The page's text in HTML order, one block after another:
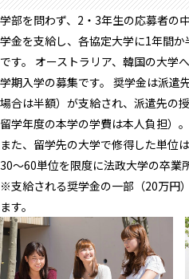
学部を問わず、2・3年生の応募者の
学金を支給し、各協定大学に1年間
です。 オーストラリア、韓国の大学
学期入学の募集です。 奨学金は派遣
場合は半額）が支給され、派遣先の
留学年度の本学の学費は本人負担）。
また、留学先の大学で修得した単位
30～60単位を限度に法政大学の卒業
※支給される奨学金の一部（20万円
ます。